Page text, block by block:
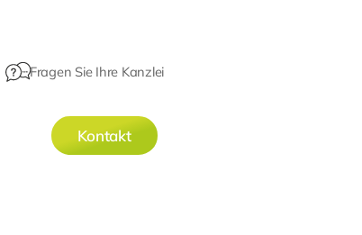
Fragen Sie Ihre Kanzlei
Kontakt